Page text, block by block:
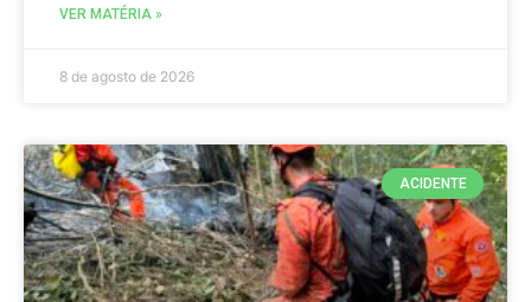
VER MATÉRIA »
8 de agosto de 2026
ACIDENTE